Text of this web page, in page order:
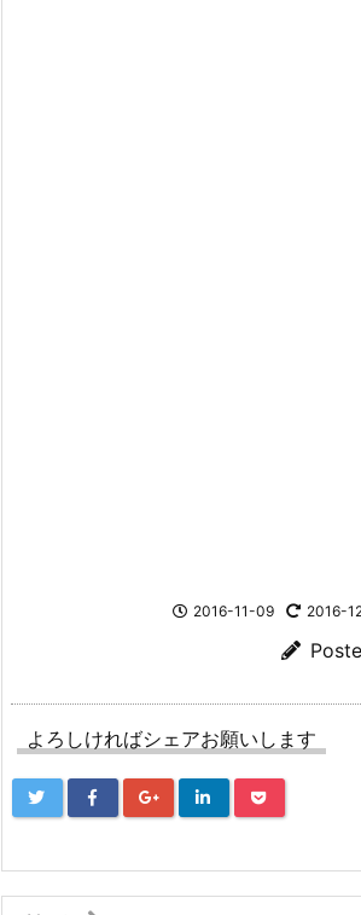
2016-11-09 2016-
よろしければシェアお願いします